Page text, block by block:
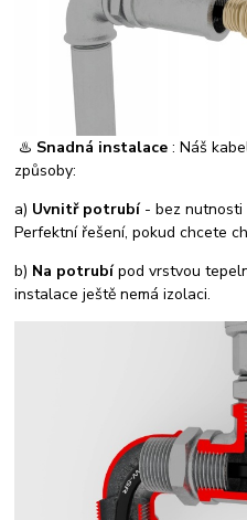
♨️ Snadná instalace : Náš
způsoby:
a) Uvnitř potrubí- bez nutnosti
Perfektní řešení, pokud chcete
b) Na potrubípod vrstvou
instalace ještě nemá izolaci.